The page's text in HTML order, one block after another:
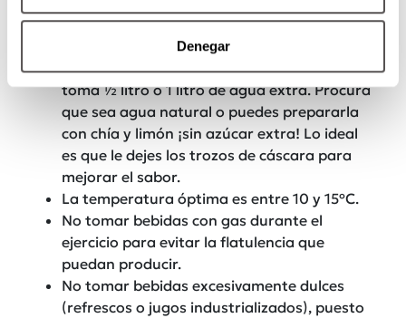
Denegar
cuerpo necesita beber más agua, esto
Durante el ejercicio o en días calurosos,
toma ½ litro ó 1 litro de agua extra. Procura
que sea agua natural o puedes prepararla
con chía y limón ¡sin azúcar extra! Lo ideal
es que le dejes los trozos de cáscara para
mejorar el sabor.
La temperatura óptima es entre 10 y 15ºC.
No tomar bebidas con gas durante el
ejercicio para evitar la flatulencia que
puedan producir.
No tomar bebidas excesivamente dulces
(refrescos o jugos industrializados), puesto